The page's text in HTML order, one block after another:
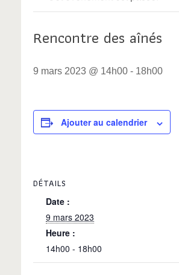
Rencontre des aînés
9 mars 2023 @ 14h00 - 18h00
Ajouter au calendrier
DÉTAILS
Date :
9 mars 2023
Heure :
14h00 - 18h00